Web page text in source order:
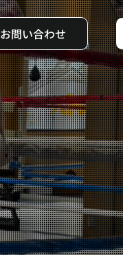
お問い合わせ
ットネスコース
料金システム
ビフォーアフター
よくある質問